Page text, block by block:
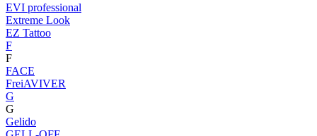
EVI professional
Extreme Look
EZ Tattoo
F
F
FACE
FreiAVIVER
G
G
Gelido